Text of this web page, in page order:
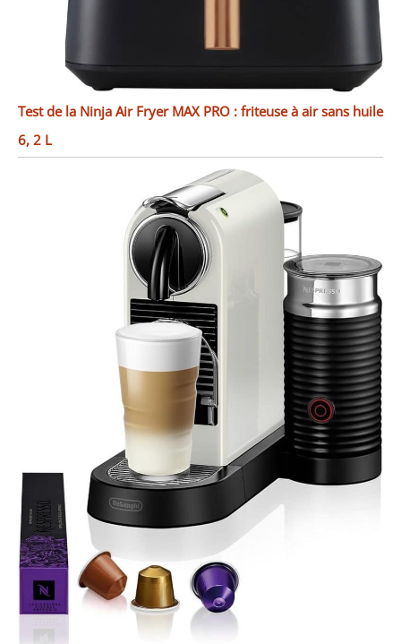
Test de la Ninja Air Fryer MAX PRO : friteuse à air sans huile
6, 2 L